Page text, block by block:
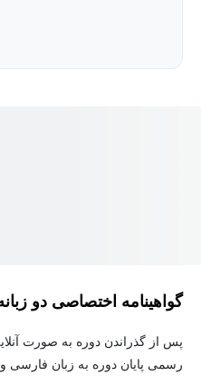
گواهینامه اختصاصی دو
پس از گذراندن دوره به صورت
رسمی پایان دوره به زبان فارسی